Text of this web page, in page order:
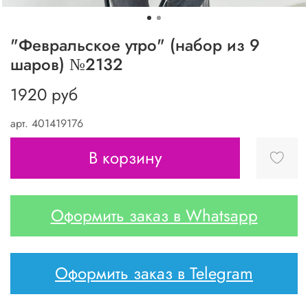
арт. 401419176
"Февральское утро" (набор из 9
шаров) №2132
1920 руб
В корзину
Оформить заказ в Whatsapp
Оформить заказ в Telegram